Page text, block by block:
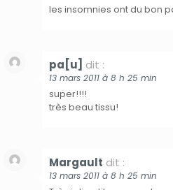
les insomnies ont du bon
pa[u] dit :
13 mars 2011 à 8 h 25 min
super!!!!
très beau tissu!
Margault dit :
13 mars 2011 à 8 h 25 min